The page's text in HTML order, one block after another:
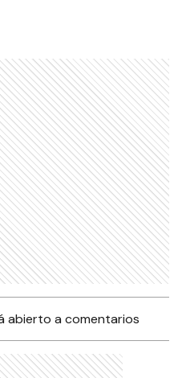
abierto a comentarios